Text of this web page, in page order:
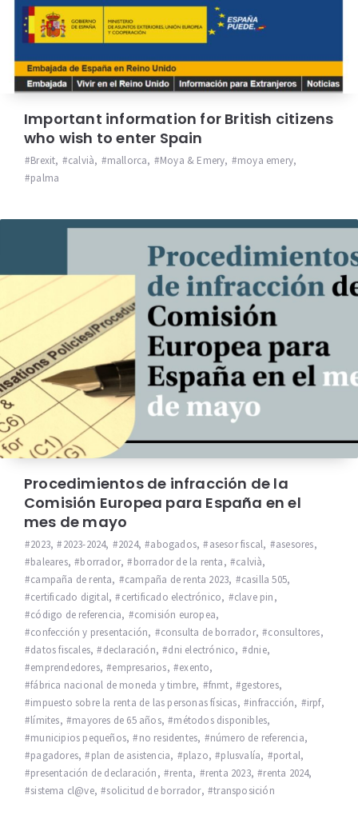
Important information for British citizens
who wish to enter Spain
Brexit, calvià, mallorca, Moya & Emery, moya emery,
palma
Procedimientos de infracción de la
Comisión Europea para España en el
mes de mayo
2023, 2023-2024, 2024, abogados, asesor fiscal, asesores,
baleares, borrador, borrador de la renta, calvià,
campaña de renta, campaña de renta 2023, casilla 505,
certificado digital, certificado electrónico, clave pin,
código de referencia, comisión europea,
confección y presentación, consulta de borrador, consultores,
datos fiscales, declaración, dni electrónico, dnie,
emprendedores, empresarios, exento,
fábrica nacional de moneda y timbre, fnmt, gestores,
impuesto sobre la renta de las personas físicas, infracción, irpf,
límites, mayores de 65 años, métodos disponibles,
municipios pequeños, no residentes, número de referencia,
pagadores, plan de asistencia, plazo, plusvalía, portal,
presentación de declaración, renta, renta 2023, renta 2024,
sistema cl@ve, solicitud de borrador, transposición